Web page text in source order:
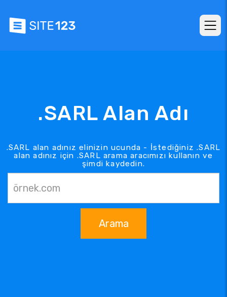
.SARL Alan Adı
.SARL alan adınız elinizin ucunda - İstediğiniz .SARL
alan adınız için .SARL arama aracımızı kullanın ve
şimdi kaydedin.
Arama